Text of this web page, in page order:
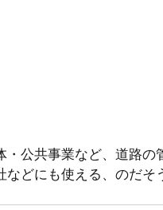
・公共事業など、道路
どにも使える、のだそ